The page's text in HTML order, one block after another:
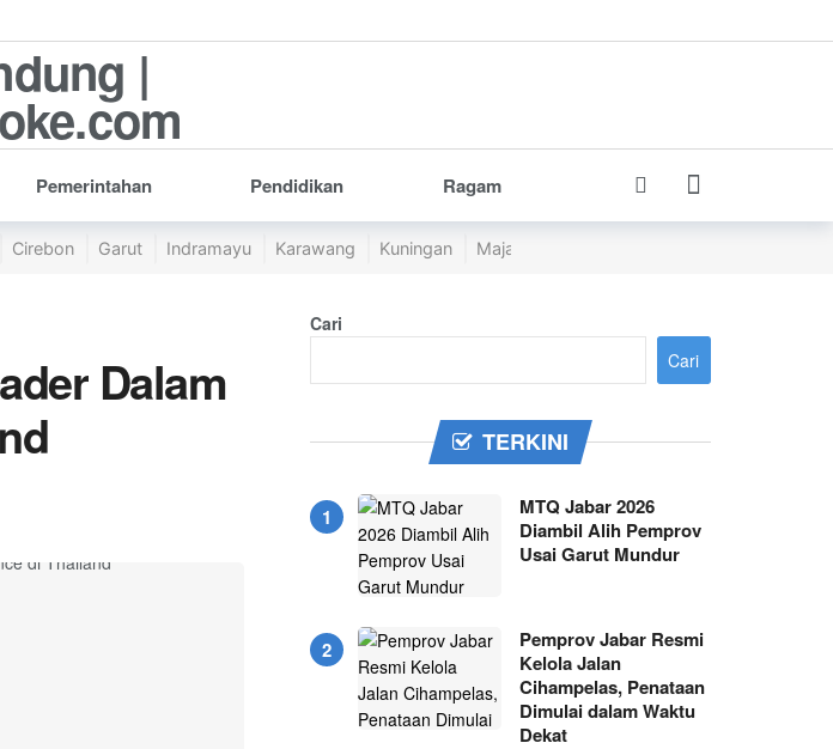
Pemerintahan Pendidikan Ragam
Cirebon Garut Indramayu Karawang Kuningan Majalengka
Dalam
Cari
Cari
TERKINI
MTQ Jabar 2026
Diambil Alih Pemprov
Usai Garut Mundur
Pemprov Jabar Resmi
Kelola Jalan
Cihampelas, Penataan
Dimulai dalam Waktu
Dekat